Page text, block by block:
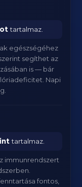
tartalmaz.
egészségéhez
segíthet az
is — bár
Napi
tartalmaz.
immunrendszert
fontos,